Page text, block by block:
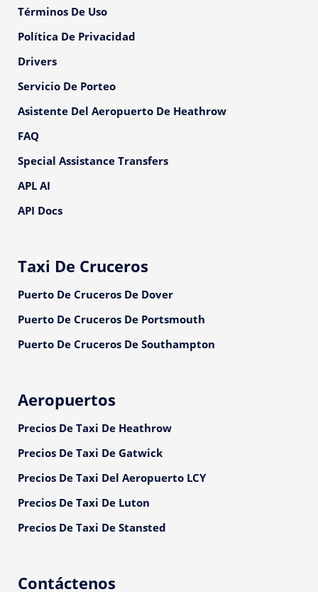
Términos De Uso
Política De Privacidad
Drivers
Servicio De Porteo
Asistente Del Aeropuerto De Heathrow
FAQ
Special Assistance Transfers
APL AI
API Docs
Taxi De Cruceros
Puerto De Cruceros De Dover
Puerto De Cruceros De Portsmouth
Puerto De Cruceros De Southampton
Aeropuertos
Precios De Taxi De Heathrow
Precios De Taxi De Gatwick
Precios De Taxi Del Aeropuerto LCY
Precios De Taxi De Luton
Precios De Taxi De Stansted
Contáctenos